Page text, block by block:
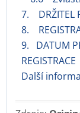
7. DRŽITEL
8.
9. DATUM
REGISTRACE
Další